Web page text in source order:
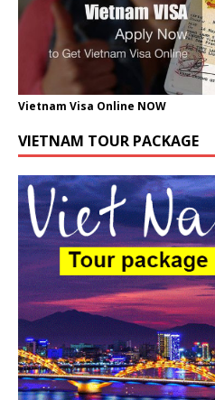
Vietnam Visa Online NOW
VIETNAM TOUR PACKAGE